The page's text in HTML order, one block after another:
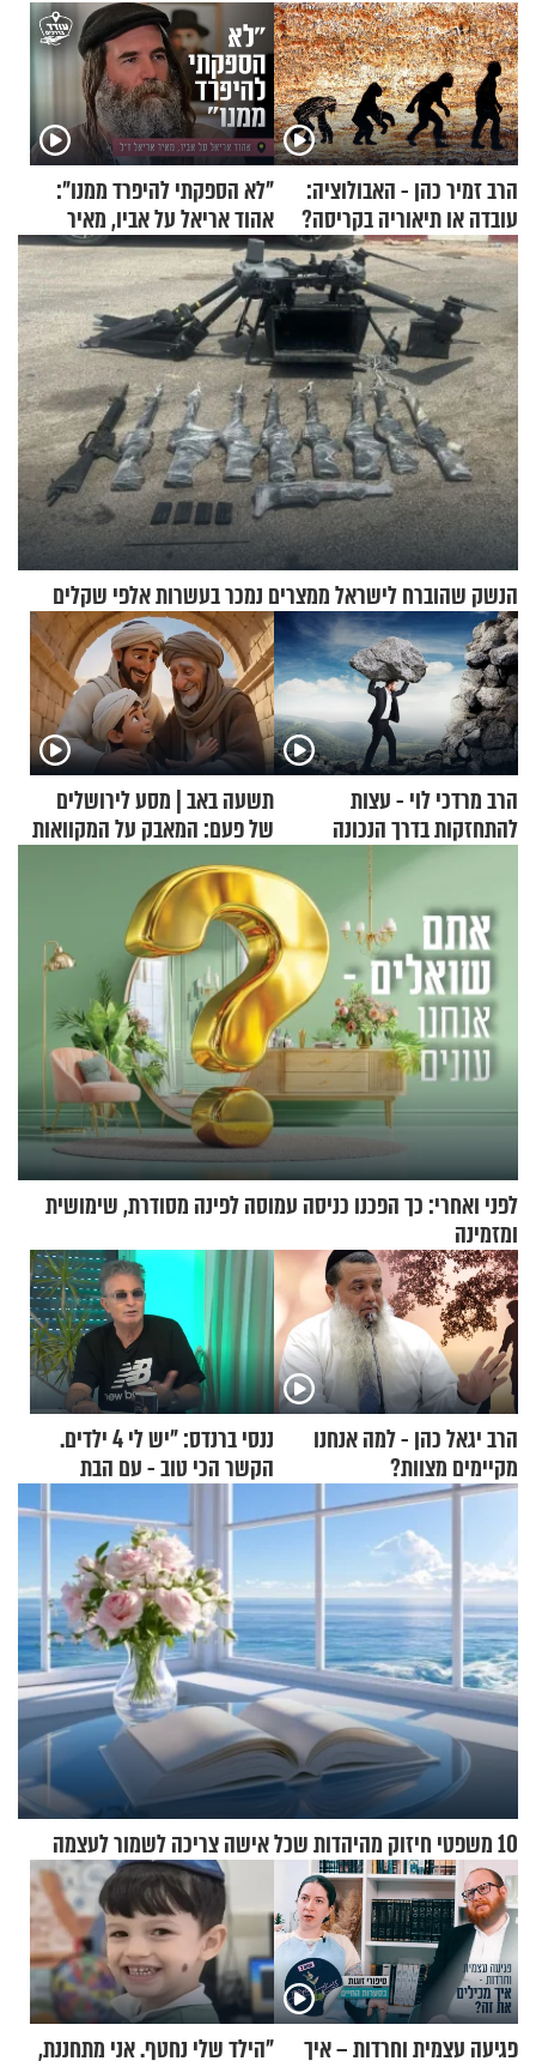
הרב זמיר כהן - האבולוציה:
עובדה או תיאוריה בקריסה?
"לא הספקתי להיפרד ממנו":
אהוד אריאל על אביו, מאיר
אריאל ז"ל
הנשק שהוברח לישראל ממצרים נמכר בעשרות אלפי שקלים
הרב מרדכי לוי - עצות
להתחזקות בדרך הנכונה
תשעה באב | מסע לירושלים
של פעם: המאבק על המקוואות
לפני ואחרי: כך הפכנו כניסה עמוסה לפינה מסודרת, שימושית
ומזמינה
הרב יגאל כהן - למה אנחנו
מקיימים מצוות?
ננסי ברנדס: "יש לי 4 ילדים.
הקשר הכי טוב - עם הבת
10 משפטי חיזוק מהיהדות שכל אישה צריכה לשמור לעצמה
פגיעה עצמית וחרדות – איך
"הילד שלי נחטף. אני מתחננת,